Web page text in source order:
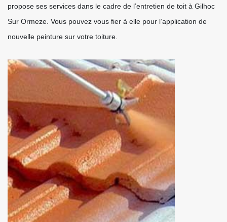
propose ses services dans le cadre de l’entretien de toit à Gilhoc
Sur Ormeze. Vous pouvez vous fier à elle pour l’application de
nouvelle peinture sur votre toiture.